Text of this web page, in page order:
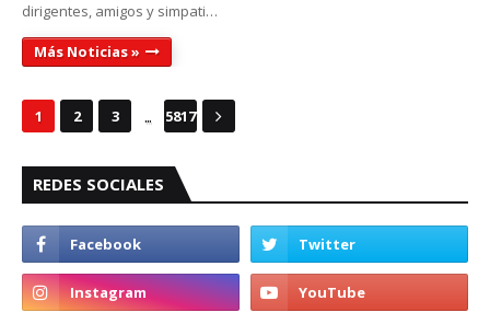
dirigentes, amigos y simpati…
Más Noticias »
1 2 3 ... 5817
REDES SOCIALES